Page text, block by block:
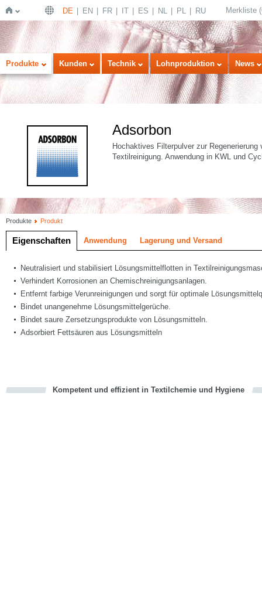
Startseite
DE EN FR IT ES NL PL RU Merkliste (
Produkte Kunden Technik Lohnproduktion News
Adsorbon
Hochaktives Filterpulver zur
Textilreinigung. Anwendung in KWL und
Produkte Produkt
Eigenschaften Anwendung Lagerung und Versand
Neutralisiert und stabilisiert Lösungsmittelflotten in
Verhindert Korrosionen an Chemischreinigungsanlagen.
Entfernt farbige Verunreinigungen und sorgt für optimale
Bindet unangenehme Lösungsmittelgerüche.
Bindet saure Zersetzungsprodukte von Lösungsmitteln.
Adsorbiert Fettsäuren aus Lösungsmitteln
Kompetent und effizient in Textilchemie und Hygiene